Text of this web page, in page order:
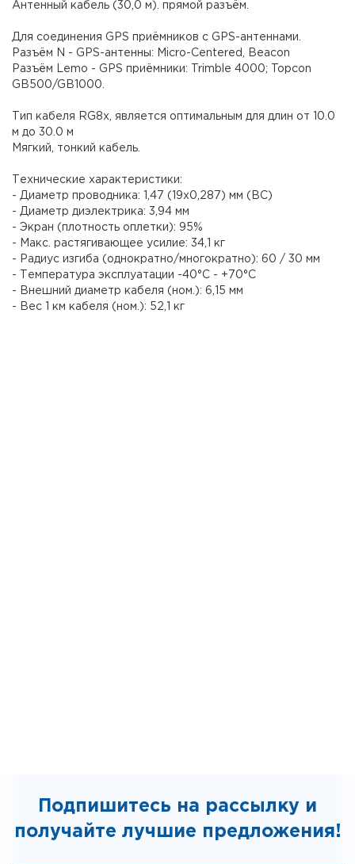
Антенный кабель (30,0 м). прямой разъём.
Для соединения GPS приёмников с GPS-антеннами.
Разъём N - GPS-антенны: Micro-Centered, Beacon
Разъём Lemo - GPS приёмники: Trimble 4000; Topcon
GB500/GB1000.
Тип кабеля RG8x, является оптимальным для длин от 10.0
м до 30.0 м
Мягкий, тонкий кабель.
Технические характеристики:
- Диаметр проводника: 1,47 (19х0,287) мм (BC)
- Диаметр диэлектрика: 3,94 мм
- Экран (плотность оплетки): 95%
- Макс. растягивающее усилие: 34,1 кг
- Радиус изгиба (однократно/многократно): 60 / 30 мм
- Температура эксплуатации -40°С - +70°С
- Внешний диаметр кабеля (ном.): 6,15 мм
- Вес 1 км кабеля (ном.): 52,1 кг
Подпишитесь на рассылку и
получайте лучшие предложения!